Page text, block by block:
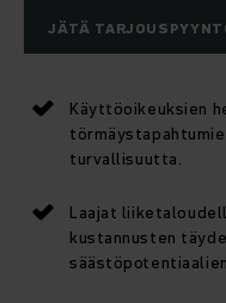
JÄTÄ
Käyttöoikeuksien
turvallisuutta.
Laajat
kustannusten